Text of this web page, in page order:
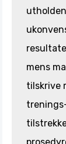
mens
tilskrive